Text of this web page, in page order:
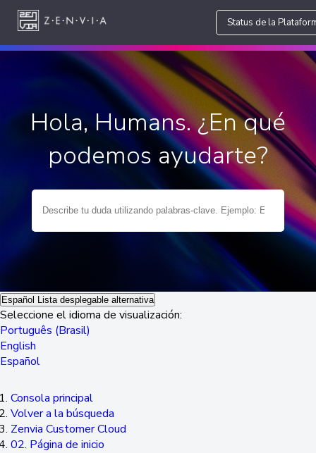
Status de la
Hola, Humans. ¿En qué
podemos ayudarte?
Español Lista desplegable alternativa
Seleccione el idioma de visualización:
Português (Brasil)
English
Español
Consola principal
Volver a la búsqueda
Zenvia Customer Cloud
02. Página de inicio